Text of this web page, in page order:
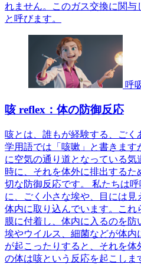
れません。このガス交換に関与
と呼びます。
呼
咳 reflex：体の防御反応
咳とは、誰もが経験する、ご
学用語では「咳嗽」と書きま
に空気の通り道となっている
時に、それを体外に排出する
切な防御反応です。 私たちは
に、ごく小さな埃や、目には
体内に取り込んでいます。こ
膜に付着し、体内に入るのを
埃やウイルス、細菌などが体
が起こったりすると、それを
の体は咳という反応を起こしま